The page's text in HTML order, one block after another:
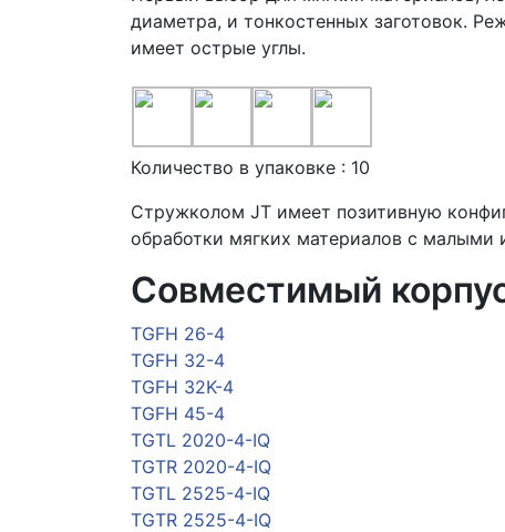
диаметра, и тонкостенных заготовок.
имеет острые углы.
Количество в упаковке : 10
Стружколом JT имеет позитивную
обработки мягких материалов с малыми
Совместимый
TGFH 26-4
TGFH 32-4
TGFH 32K-4
TGFH 45-4
TGTL 2020-4-IQ
TGTR 2020-4-IQ
TGTL 2525-4-IQ
TGTR 2525-4-IQ